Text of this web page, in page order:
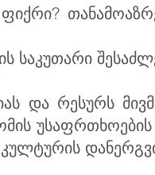
საკუთარი
რესურს